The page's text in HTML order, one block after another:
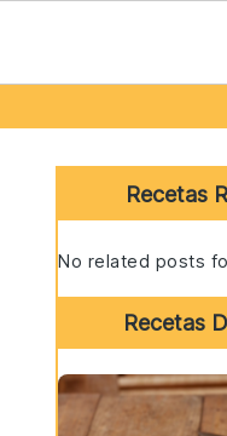
Primary
Sidebar
Recetas
No related posts
Recetas